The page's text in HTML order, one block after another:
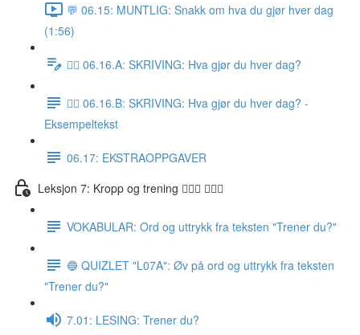
💬 06.15: MUNTLIG: Snakk om hva du gjør hver dag
(1:56)
✍🏼 06.16.A: SKRIVING: Hva gjør du hver dag?
✍🏼 06.16.B: SKRIVING: Hva gjør du hver dag? -
Eksempeltekst
06.17: EKSTRAOPPGAVER
Leksjon 7: Kropp og trening 🚶🏼‍♀️ 🏋🏽‍♀️
VOKABULAR: Ord og uttrykk fra teksten "Trener du?"
🔵 QUIZLET "L07A": Øv på ord og uttrykk fra teksten
"Trener du?"
7.01: LESING: Trener du?